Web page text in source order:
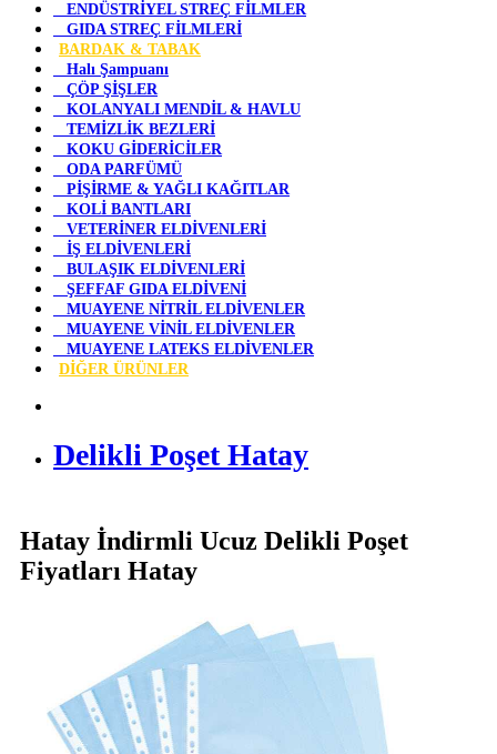
ENDÜSTRİYEL STREÇ FİLMLER
GIDA STREÇ FİLMLERİ
BARDAK & TABAK
Halı Şampuanı
ÇÖP ŞİŞLER
KOLANYALI MENDİL & HAVLU
TEMİZLİK BEZLERİ
KOKU GİDERİCİLER
ODA PARFÜMÜ
PİŞİRME & YAĞLI KAĞITLAR
KOLİ BANTLARI
VETERİNER ELDİVENLERİ
İŞ ELDİVENLERİ
BULAŞIK ELDİVENLERİ
ŞEFFAF GIDA ELDİVENİ
MUAYENE NİTRİL ELDİVENLER
MUAYENE VİNİL ELDİVENLER
MUAYENE LATEKS ELDİVENLER
DİĞER ÜRÜNLER
Delikli Poşet Hatay
Hatay İndirmli Ucuz Delikli Poşet
Fiyatları Hatay